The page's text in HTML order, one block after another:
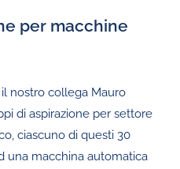
per macchine
nostro collega Mauro
di aspirazione per settore
ciascuno di questi 30
una macchina automatica